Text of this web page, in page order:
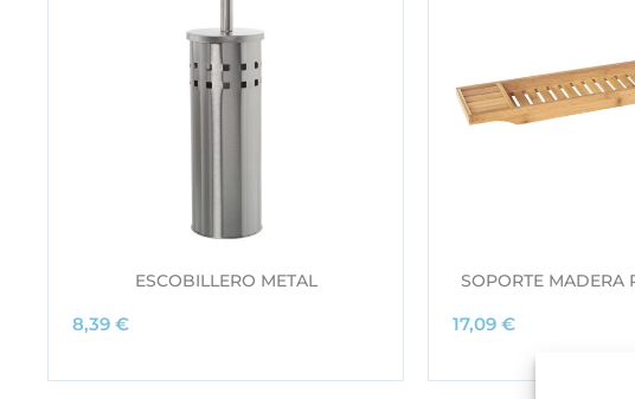
ESCOBILLERO METAL
8,39 €
SOPORTE MADERA
17,09 €